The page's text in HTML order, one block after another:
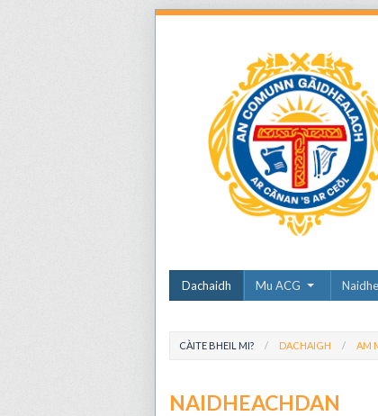
Dachaidh Mu ACG
CÀITE BHEIL MI? DACHAIGH AM
NAIDHEACHDAN